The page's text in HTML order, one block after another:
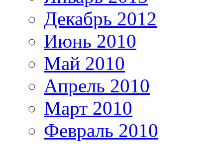
Декабрь 2012
Июнь 2010
Май 2010
Апрель 2010
Март 2010
Февраль 2010